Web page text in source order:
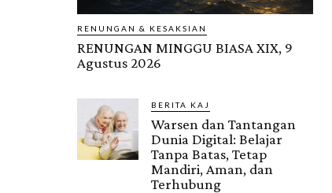
RENUNGAN & KESAKSIAN
RENUNGAN MINGGU BIASA XIX, 9
Agustus 2026
BERITA KAJ
Warsen dan Tantangan
Dunia Digital: Belajar
Tanpa Batas, Tetap
Mandiri, Aman, dan
Terhubung